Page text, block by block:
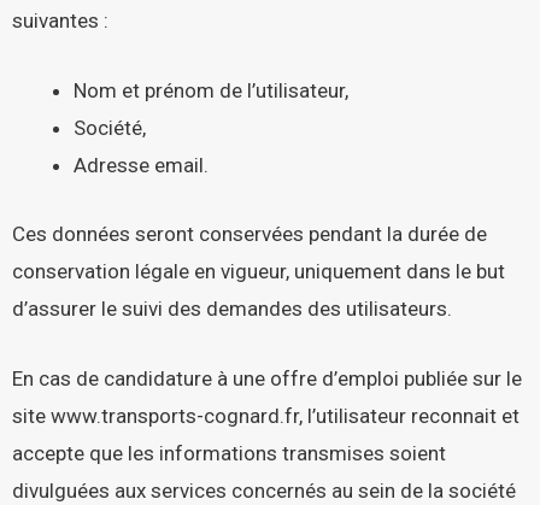
suivantes :
Nom et prénom de l’utilisateur,
Société,
Adresse email.
Ces données seront conservées pendant la durée de
conservation légale en vigueur, uniquement dans le but
d’assurer le suivi des demandes des utilisateurs.
En cas de candidature à une offre d’emploi publiée sur le
site www.transports-cognard.fr, l’utilisateur reconnait et
accepte que les informations transmises soient
divulguées aux services concernés au sein de la société